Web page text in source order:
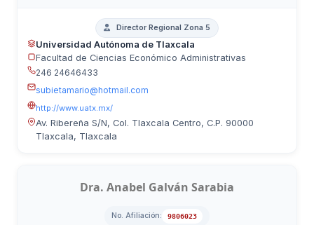
Director Regional Zona 5
Universidad Autónoma de Tlaxcala
Facultad de Ciencias Económico Administrativas
246 24646433
subietamario@hotmail.com
http://www.uatx.mx/
Av. Ribereña S/N, Col. Tlaxcala Centro, C.P. 90000
Tlaxcala, Tlaxcala
Dra. Anabel Galván Sarabia
No. Afiliación: 9806023